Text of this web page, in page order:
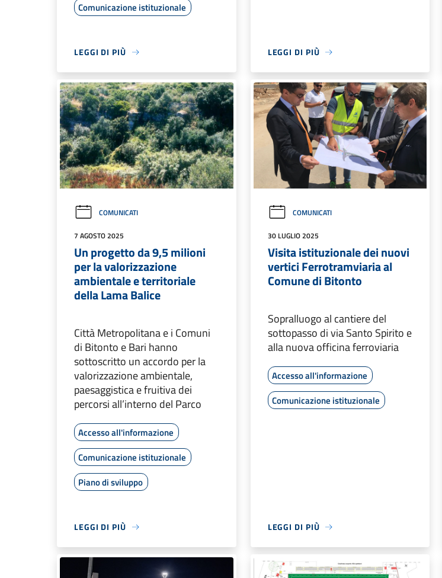
Comunicazione istituzionale
LEGGI DI PIÙ LEGGI DI PIÙ
COMUNICATI
7 AGOSTO 2025
Un progetto da 9,5 milioni
per la valorizzazione
ambientale e territoriale
della Lama Balice
Città Metropolitana e i Comuni
di Bitonto e Bari hanno
sottoscritto un accordo per la
valorizzazione ambientale,
paesaggistica e fruitiva dei
percorsi all’interno del Parco
Accesso all'informazione
Comunicazione istituzionale
Piano di sviluppo
LEGGI DI PIÙ
COMUNICATI
30 LUGLIO 2025
Visita istituzionale dei nuovi
vertici Ferrotramviaria al
Comune di Bitonto
Sopralluogo al cantiere del
sottopasso di via Santo Spirito e
alla nuova officina ferroviaria
Accesso all'informazione
Comunicazione istituzionale
LEGGI DI PIÙ